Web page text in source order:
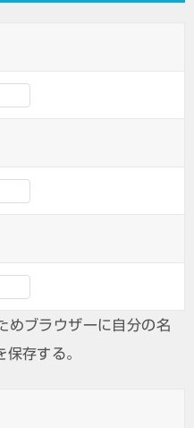
めブラウザーに自分の名
存する。